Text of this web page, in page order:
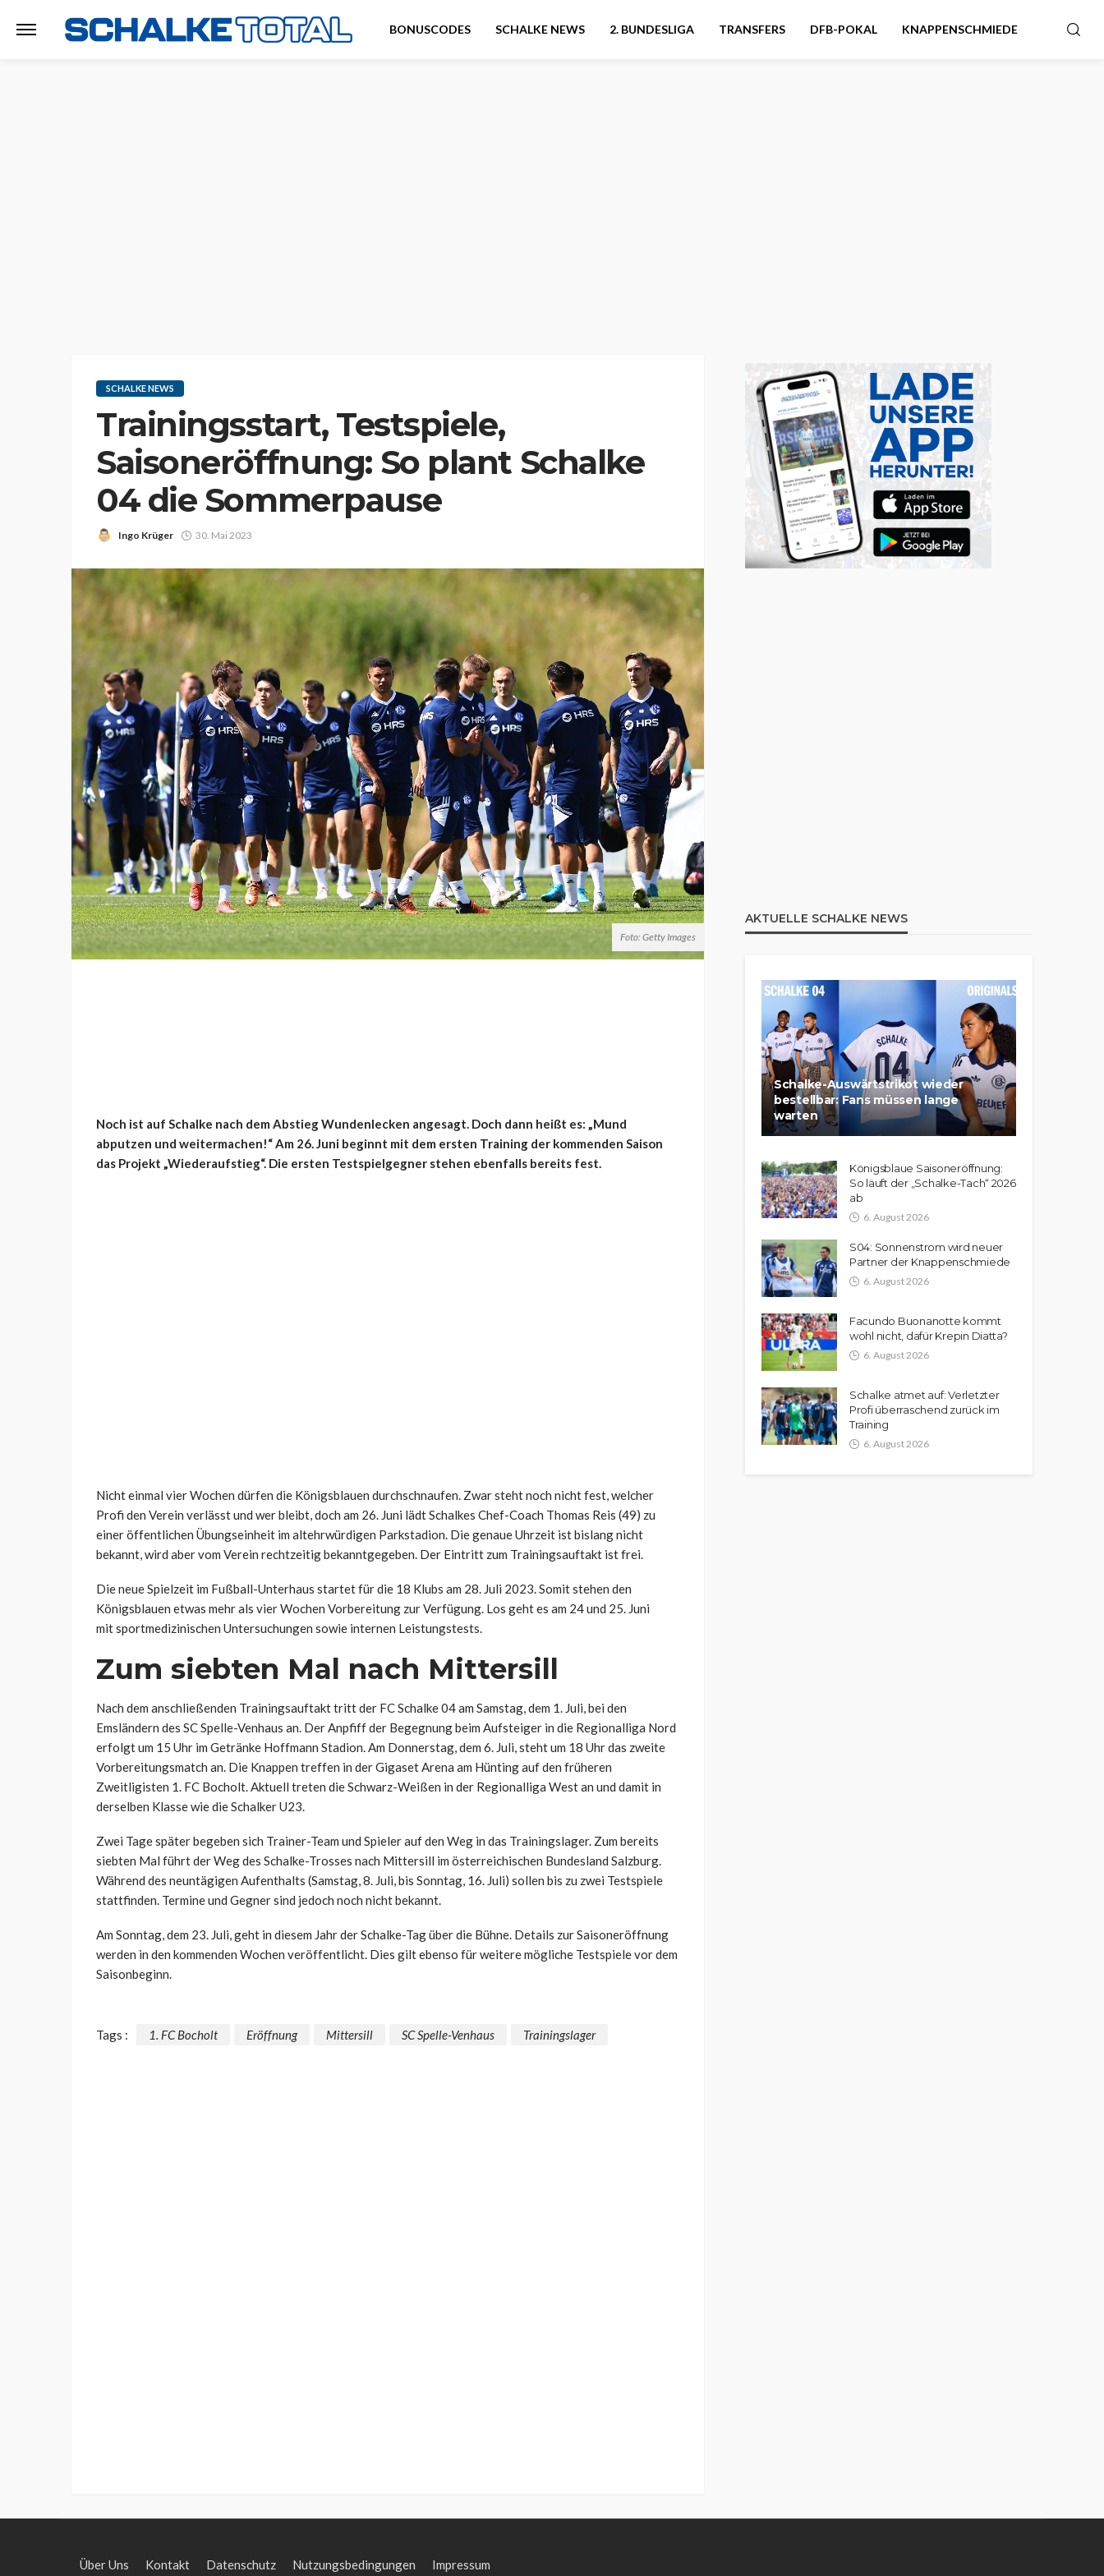
BONUSCODES SCHALKE NEWS 2. BUNDESLIGA TRANSFERS DFB-POKAL KNAPPENSCHMIEDE
SCHALKE NEWS
Trainingsstart, Testspiele,
Saisoneröffnung: So plant Schalke
04 die Sommerpause
Ingo Krüger 30. Mai 2023
Foto: Getty Images
Noch ist auf Schalke nach dem Abstieg Wundenlecken angesagt. Doch dann heißt es: „Mund
abputzen und weitermachen!“ Am 26. Juni beginnt mit dem ersten Training der kommenden Saison
das Projekt „Wiederaufstieg“. Die ersten Testspielgegner stehen ebenfalls bereits fest.
Nicht einmal vier Wochen dürfen die Königsblauen durchschnaufen. Zwar steht noch nicht fest, welcher
Profi den Verein verlässt und wer bleibt, doch am 26. Juni lädt Schalkes Chef-Coach Thomas Reis (49) zu
einer öffentlichen Übungseinheit im altehrwürdigen Parkstadion. Die genaue Uhrzeit ist bislang nicht
bekannt, wird aber vom Verein rechtzeitig bekanntgegeben. Der Eintritt zum Trainingsauftakt ist frei.
Die neue Spielzeit im Fußball-Unterhaus startet für die 18 Klubs am 28. Juli 2023. Somit stehen den
Königsblauen etwas mehr als vier Wochen Vorbereitung zur Verfügung. Los geht es am 24 und 25. Juni
mit sportmedizinischen Untersuchungen sowie internen Leistungstests.
Zum siebten Mal nach Mittersill
Nach dem anschließenden Trainingsauftakt tritt der FC Schalke 04 am Samstag, dem 1. Juli, bei den
Emsländern des SC Spelle-Venhaus an. Der Anpfiff der Begegnung beim Aufsteiger in die Regionalliga Nord
erfolgt um 15 Uhr im Getränke Hoffmann Stadion. Am Donnerstag, dem 6. Juli, steht um 18 Uhr das zweite
Vorbereitungsmatch an. Die Knappen treffen in der Gigaset Arena am Hünting auf den früheren
Zweitligisten 1. FC Bocholt. Aktuell treten die Schwarz-Weißen in der Regionalliga West an und damit in
derselben Klasse wie die Schalker U23.
Zwei Tage später begeben sich Trainer-Team und Spieler auf den Weg in das Trainingslager. Zum bereits
siebten Mal führt der Weg des Schalke-Trosses nach Mittersill im österreichischen Bundesland Salzburg.
Während des neuntägigen Aufenthalts (Samstag, 8. Juli, bis Sonntag, 16. Juli) sollen bis zu zwei Testspiele
stattfinden. Termine und Gegner sind jedoch noch nicht bekannt.
Am Sonntag, dem 23. Juli, geht in diesem Jahr der Schalke-Tag über die Bühne. Details zur Saisoneröffnung
werden in den kommenden Wochen veröffentlicht. Dies gilt ebenso für weitere mögliche Testspiele vor dem
Saisonbeginn.
Tags : 1. FC Bocholt Eröffnung Mittersill SC Spelle-Venhaus Trainingslager
AKTUELLE SCHALKE NEWS
Schalke-Auswärtstrikot wieder
bestellbar: Fans müssen lange
warten
Königsblaue Saisoneröffnung:
So läuft der „Schalke-Tach“ 2026
ab
6. August 2026
S04: Sonnenstrom wird neuer
Partner der Knappenschmiede
6. August 2026
Facundo Buonanotte kommt
wohl nicht, dafür Krepin Diatta?
6. August 2026
Schalke atmet auf: Verletzter
Profi überraschend zurück im
Training
6. August 2026
Über Uns Kontakt Datenschutz Nutzungsbedingungen Impressum